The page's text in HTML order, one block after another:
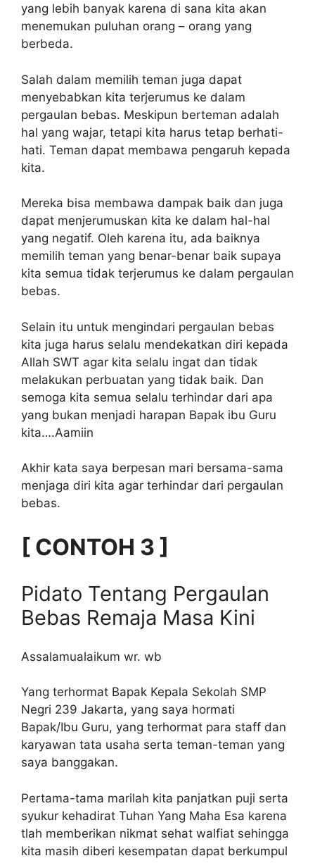
yang lebih banyak karena di sana kita akan
menemukan puluhan orang – orang yang
berbeda.
Salah dalam memilih teman juga dapat
menyebabkan kita terjerumus ke dalam
pergaulan bebas. Meskipun berteman adalah
hal yang wajar, tetapi kita harus tetap berhati-
hati. Teman dapat membawa pengaruh kepada
kita.
Mereka bisa membawa dampak baik dan juga
dapat menjerumuskan kita ke dalam hal-hal
yang negatif. Oleh karena itu, ada baiknya
memilih teman yang benar-benar baik supaya
kita semua tidak terjerumus ke dalam pergaulan
bebas.
Selain itu untuk mengindari pergaulan bebas
kita juga harus selalu mendekatkan diri kepada
Allah SWT agar kita selalu ingat dan tidak
melakukan perbuatan yang tidak baik. Dan
semoga kita semua selalu terhindar dari apa
yang bukan menjadi harapan Bapak ibu Guru
kita….Aamiin
Akhir kata saya berpesan mari bersama-sama
menjaga diri kita agar terhindar dari pergaulan
bebas.
[ CONTOH 3 ]
Pidato Tentang Pergaulan
Bebas Remaja Masa Kini
Assalamualaikum wr. wb
Yang terhormat Bapak Kepala Sekolah SMP
Negri 239 Jakarta, yang saya hormati
Bapak/Ibu Guru, yang terhormat para staff dan
karyawan tata usaha serta teman-teman yang
saya banggakan.
Pertama-tama marilah kita panjatkan puji serta
syukur kehadirat Tuhan Yang Maha Esa karena
tlah memberikan nikmat sehat walfiat sehingga
kita masih diberi kesempatan dapat berkumpul